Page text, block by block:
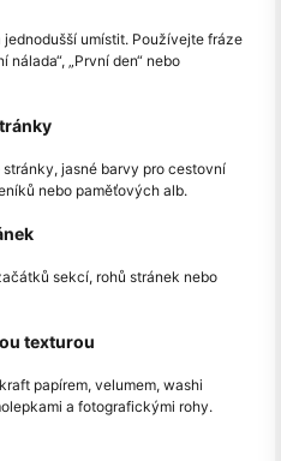
umístit. Používejte fráze
nálada“, „První den“ nebo
jasné barvy pro cestovní
nebo paměťových alb.
sekcí, rohů stránek nebo
texturou
papírem, velumem, washi
a fotografickými rohy.